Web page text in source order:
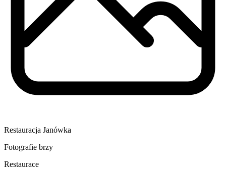
Restauracja Janówka
Fotografie brzy
Restaurace